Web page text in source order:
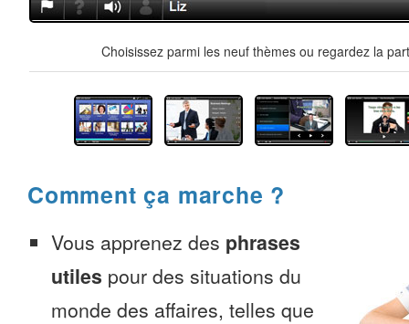
Choisissez parmi les neuf thèmes ou regardez la
Comment ça marche ?
Vous apprenez des phrases
utiles pour des situations du
monde des affaires, telles que